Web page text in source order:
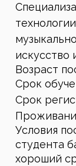
искусство
Возраст
Срок
Срок
Условия
студента
хороший